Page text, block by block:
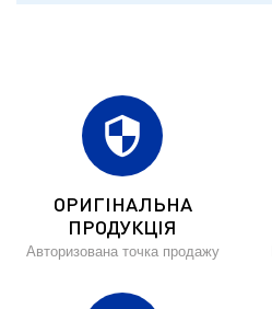
security
ОРИГІНАЛЬНА
ПРОДУКЦІЯ
Авторизована точка продажу